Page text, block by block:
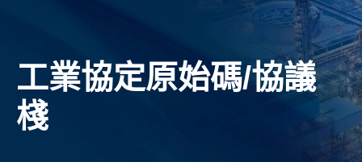
工業協定原始碼/協議
棧